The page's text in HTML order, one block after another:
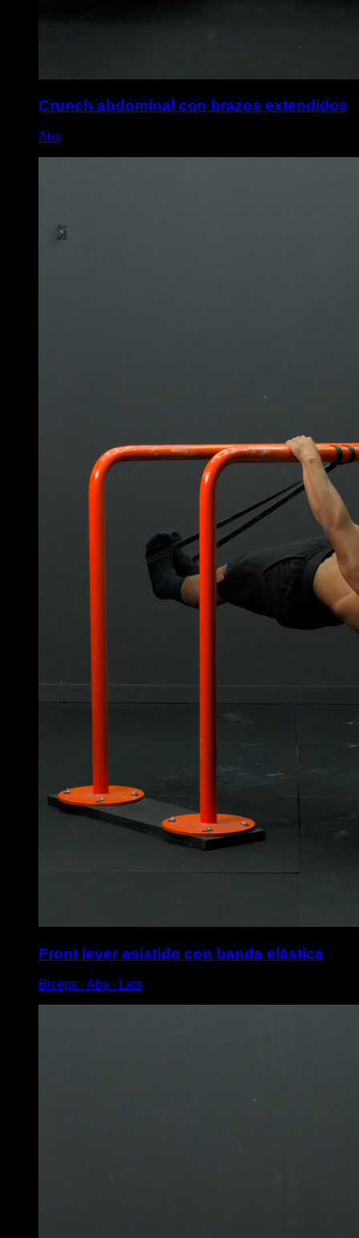
Crunch abdominal con brazos extendidos
Abs
Front lever asistido con banda elástica
Biceps ∙ Abs ∙ Lats